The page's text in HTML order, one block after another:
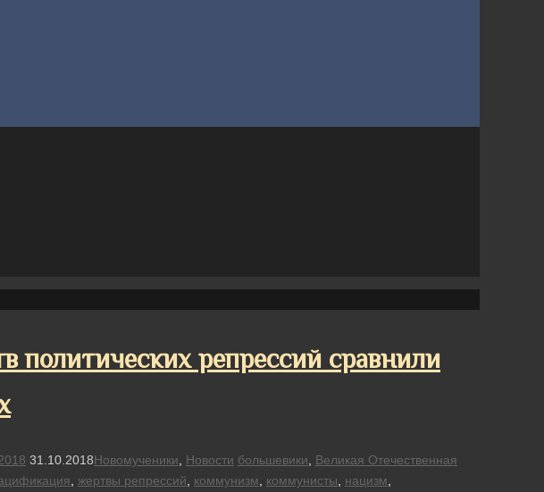
политических репрессий сравнили
31.10.2018Новомученики Новости большевики
Великая Отечественная
жертвы репрессий коммунизм коммунисты нацизм